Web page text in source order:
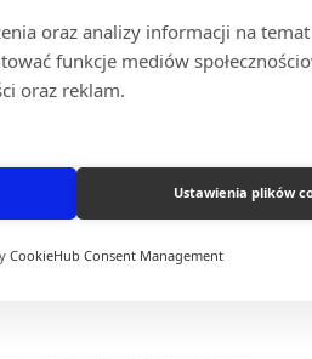
oraz analizy informacji na
funkcje mediów
oraz reklam.
Ustawienia plików
CookieHub Consent Management